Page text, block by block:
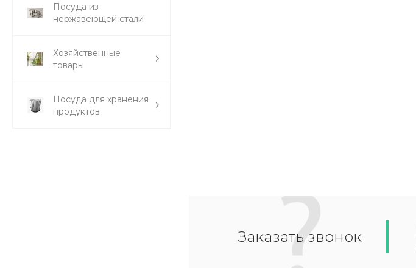
Посуда из
нержавеющей стали
Хозяйственные
товары
Посуда для хранения
продуктов
Заказать звонок